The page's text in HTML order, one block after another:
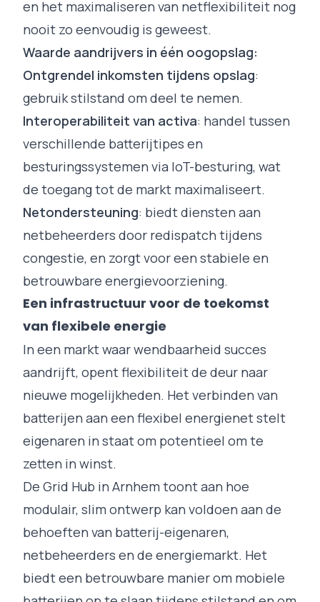
en het maximaliseren van netflexibiliteit nog
nooit zo eenvoudig is geweest.
Waarde aandrijvers in één oogopslag:
Ontgrendel inkomsten tijdens opslag:
gebruik stilstand om deel te nemen.
Interoperabiliteit van activa: handel tussen
verschillende batterijtipes en
besturingssystemen via IoT-besturing, wat
de toegang tot de markt maximaliseert.
Netondersteuning: biedt diensten aan
netbeheerders door redispatch tijdens
congestie, en zorgt voor een stabiele en
betrouwbare energievoorziening.
Een infrastructuur voor de toekomst
van flexibele energie
In een markt waar wendbaarheid succes
aandrijft, opent flexibiliteit de deur naar
nieuwe mogelijkheden. Het verbinden van
batterijen aan een flexibel energienet stelt
eigenaren in staat om potentieel om te
zetten in winst.
De Grid Hub in Arnhem toont aan hoe
modulair, slim ontwerp kan voldoen aan de
behoeften van batterij-eigenaren,
netbeheerders en de energiemarkt. Het
biedt een betrouwbare manier om mobiele